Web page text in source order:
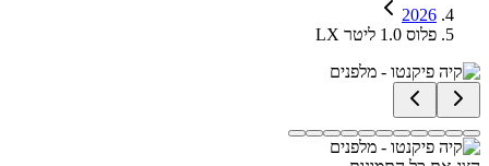
2026
LX פלוס 1.0 ליטר